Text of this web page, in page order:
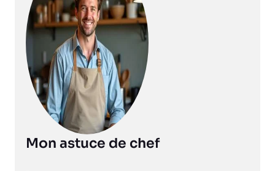
Mon astuce de chef